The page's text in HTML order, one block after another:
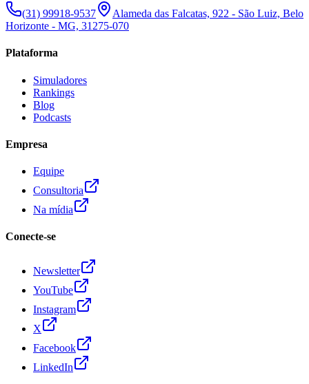
(31) 99918-9537
Alameda das Falcatas, 922 - São Luiz, Belo
Horizonte - MG, 31275-070
Plataforma
Simuladores
Rankings
Blog
Podcasts
Empresa
Equipe
Consultoria
Na mídia
Conecte-se
Newsletter
YouTube
Instagram
X
Facebook
LinkedIn